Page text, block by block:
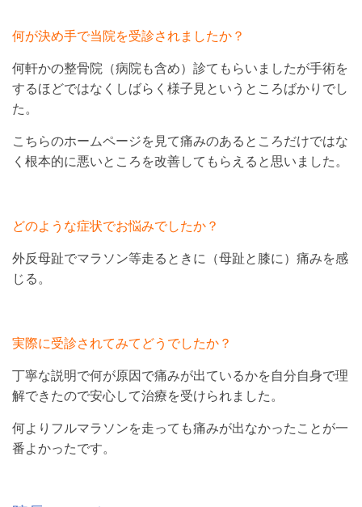
何が決め手で当院を受診されましたか？
何軒かの整骨院（病院も含め）診てもらいましたが手術を
するほどではなくしばらく様子見というところばかりでし
た。
こちらのホームページを見て痛みのあるところだけではな
く根本的に悪いところを改善してもらえると思いました。
どのような症状でお悩みでしたか？
外反母趾でマラソン等走るときに（母趾と膝に）痛みを感
じる。
実際に受診されてみてどうでしたか？
丁寧な説明で何が原因で痛みが出ているかを自分自身で理
解できたので安心して治療を受けられました。
何よりフルマラソンを走っても痛みが出なかったことが一
番よかったです。